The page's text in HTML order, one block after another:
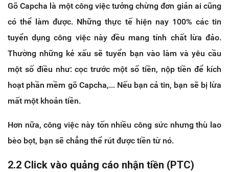
Gõ Capcha là một công việc tưởng chừng đơn giản ai cũng
có thể làm được. Những thực tế hiện nay 100% các tin
tuyển dụng công việc này đều mang tính chất lừa đảo.
Thường những kẻ xấu sẽ tuyển bạn vào làm và yêu cầu
một số điều như: cọc trước một số tiền, nộp tiền để kích
hoạt phần mềm gõ Capcha,... Nếu bạn cả tin, bạn sẽ bị lừa
mất một khoản tiền.
Hơn nữa, công việc này tốn nhiều công sức nhưng thù lao
bèo bọt, bạn sẽ chẳng thể rút được tiền từ nó.
2.2 Click vào quảng cáo nhận tiền (PTC)